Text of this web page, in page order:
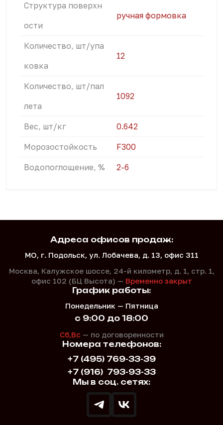
Структура поверхн
ости
ручная формовка
Количество, шт/упа
ковка
12
Количество, шт/пал
лета
1092
Вес, шт/кг 0.642
Морозостойкость F300
Водопоглощение, % 2-6
Адреса офисов продаж:
МО, г. Подольск, ул. Лобачева, д. 13, офис 311
Москва, Калужское шоссе, 24-й километр, д. 1, стр. 1,
офис 102 (БЦ Высота) — Временно закрыт
Номера телефонов:
+7 (495) 769-33-39
+7 (916) 793-93-33
График работы:
Понедельник — Пятница
с 9:00 до 18:00
Сб,Вс — по договоренности
Мы в соц. сетях: